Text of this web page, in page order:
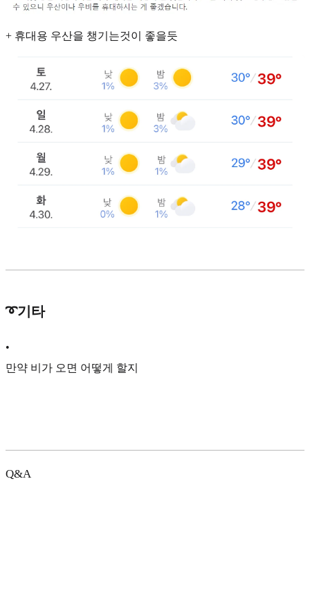
+ 휴대용 우산을 챙기는것이 좋을듯
➰기타
•
만약 비가 오면 어떻게 할지
Q&A